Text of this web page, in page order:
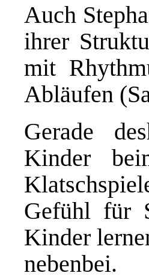
Auch
ihrer
mit
Abläufen
Gerade
Kinder
Gefühl für
Kinder
nebenbei.